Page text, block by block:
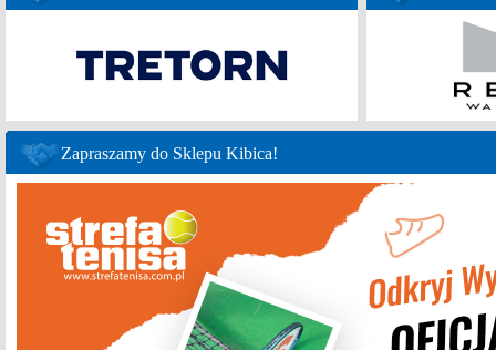
Zapraszamy do Sklepu Kibica!